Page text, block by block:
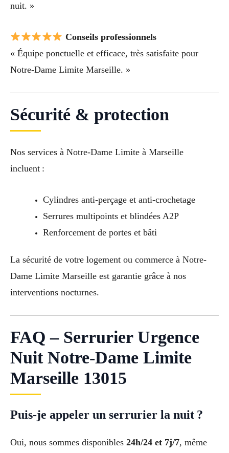
nuit. »
Conseils professionnels
« Équipe ponctuelle et efficace, très satisfaite pour
Notre-Dame Limite Marseille. »
Sécurité & protection
Nos services à Notre-Dame Limite à Marseille
incluent :
Cylindres anti-perçage et anti-crochetage
Serrures multipoints et blindées A2P
Renforcement de portes et bâti
La sécurité de votre logement ou commerce à Notre-
Dame Limite Marseille est garantie grâce à nos
interventions nocturnes.
FAQ – Serrurier Urgence
Nuit Notre-Dame Limite
Marseille 13015
Puis-je appeler un serrurier la nuit ?
Oui, nous sommes disponibles 24h/24 et 7j/7, même